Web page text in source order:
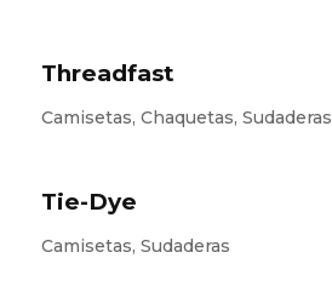
Threadfast
Camisetas, Chaquetas, Sudaderas
Tie-Dye
Camisetas, Sudaderas